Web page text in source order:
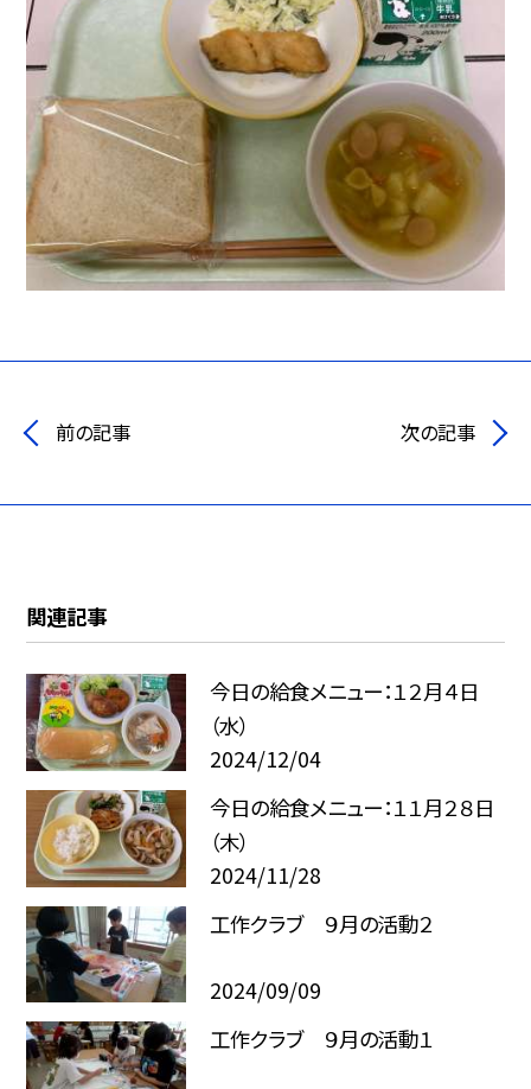
前の記事 次の記事
関連記事
今日の給食メニュー：１２月４日
（水）
2024/12/04
今日の給食メニュー：１１月２８日
（木）
2024/11/28
工作クラブ ９月の活動２
2024/09/09
工作クラブ ９月の活動１